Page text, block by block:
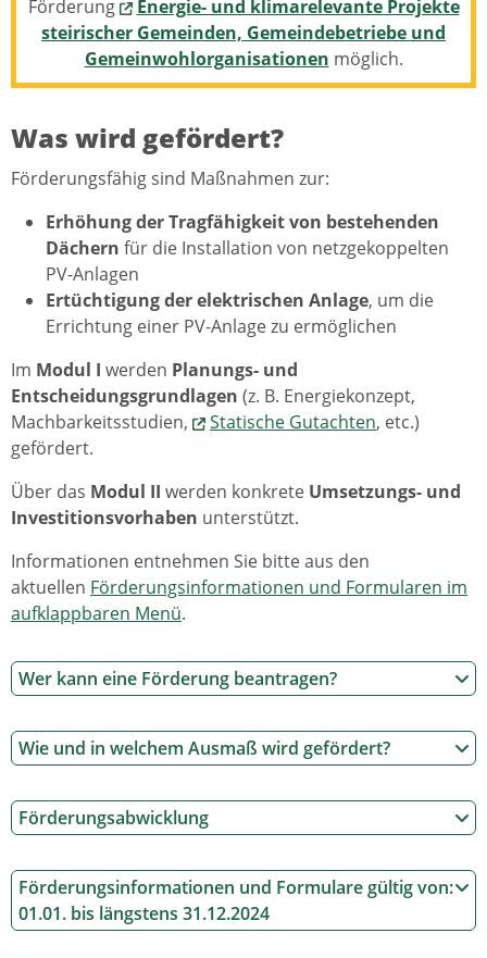
Förderung
Energie- und klimarelevante Projekte
steirischer Gemeinden, Gemeindebetriebe und
Gemeinwohlorganisationen möglich.
Was wird gefördert?
Förderungsfähig sind Maßnahmen zur:
Erhöhung der Tragfähigkeit von bestehenden
Dächern für die Installation von netzgekoppelten
PV-Anlagen
Ertüchtigung der elektrischen Anlage, um die
Errichtung einer PV-Anlage zu ermöglichen
Im Modul I werden Planungs- und
Entscheidungsgrundlagen (z. B. Energiekonzept,
Machbarkeitsstudien,
Statische Gutachten, etc.)
gefördert.
Über das Modul II werden konkrete Umsetzungs- und
Investitionsvorhaben unterstützt.
Informationen entnehmen Sie bitte aus den
aktuellen Förderungsinformationen und Formularen im
aufklappbaren Menü.
Wer kann eine Förderung beantragen?
Wie und in welchem Ausmaß wird gefördert?
Förderungsabwicklung
Förderungsinformationen und Formulare gültig von:
01.01. bis längstens 31.12.2024